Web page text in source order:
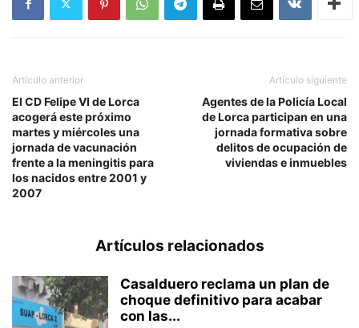
Artículo anterior
El CD Felipe VI de Lorca
acogerá este próximo
martes y miércoles una
jornada de vacunación
frente a la meningitis para
los nacidos entre 2001 y
2007
Artículo siguiente
Agentes de la Policía Local
de Lorca participan en una
jornada formativa sobre
delitos de ocupación de
viviendas e inmuebles
Artículos relacionados
Casalduero reclama un plan de
choque definitivo para acabar
con las...